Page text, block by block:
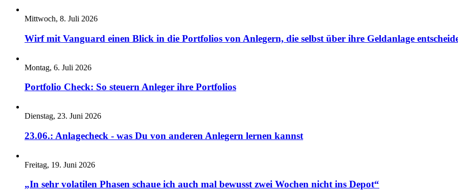
Mittwoch, 8. Juli 2026
Wirf mit Vanguard einen Blick in die Portfolios von Anlegern, die selbst über ihre Geldanlage
Montag, 6. Juli 2026
Portfolio Check: So steuern Anleger ihre Portfolios
Dienstag, 23. Juni 2026
23.06.: Anlagecheck - was Du von anderen Anlegern lernen kannst
Freitag, 19. Juni 2026
„In sehr volatilen Phasen schaue ich auch mal bewusst zwei Wochen nicht ins Depot“